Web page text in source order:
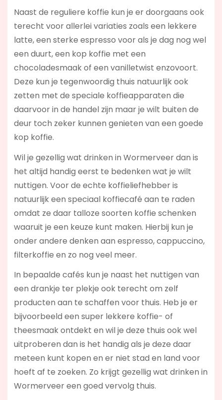
Naast de reguliere koffie kun je er doorgaans ook
terecht voor allerlei variaties zoals een lekkere
latte, een sterke espresso voor als je dag nog wel
een duurt, een kop koffie met een
chocoladesmaak of een vanilletwist enzovoort.
Deze kun je tegenwoordig thuis natuurlijk ook
zetten met de speciale koffieapparaten die
daarvoor in de handel zijn maar je wilt buiten de
deur toch zeker kunnen genieten van een goede
kop koffie.
Wil je gezellig wat drinken in Wormerveer dan is
het altijd handig eerst te bedenken wat je wilt
nuttigen. Voor de echte koffieliefhebber is
natuurlijk een speciaal koffiecafé aan te raden
omdat ze daar talloze soorten koffie schenken
waaruit je een keuze kunt maken. Hierbij kun je
onder andere denken aan espresso, cappuccino,
filterkoffie en zo nog veel meer.
In bepaalde cafés kun je naast het nuttigen van
een drankje ter plekje ook terecht om zelf
producten aan te schaffen voor thuis. Heb je er
bijvoorbeeld een super lekkere koffie- of
theesmaak ontdekt en wil je deze thuis ook wel
uitproberen dan is het handig als je deze daar
meteen kunt kopen en er niet stad en land voor
hoeft af te zoeken. Zo krijgt gezellig wat drinken in
Wormerveer een goed vervolg thuis.